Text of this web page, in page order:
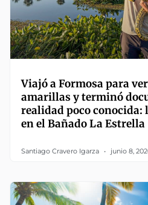
Viajó a Formosa para
amarillas y terminó
realidad poco conocida:
en el Bañado La Estrella
Santiago Cravero Igarza junio 8,